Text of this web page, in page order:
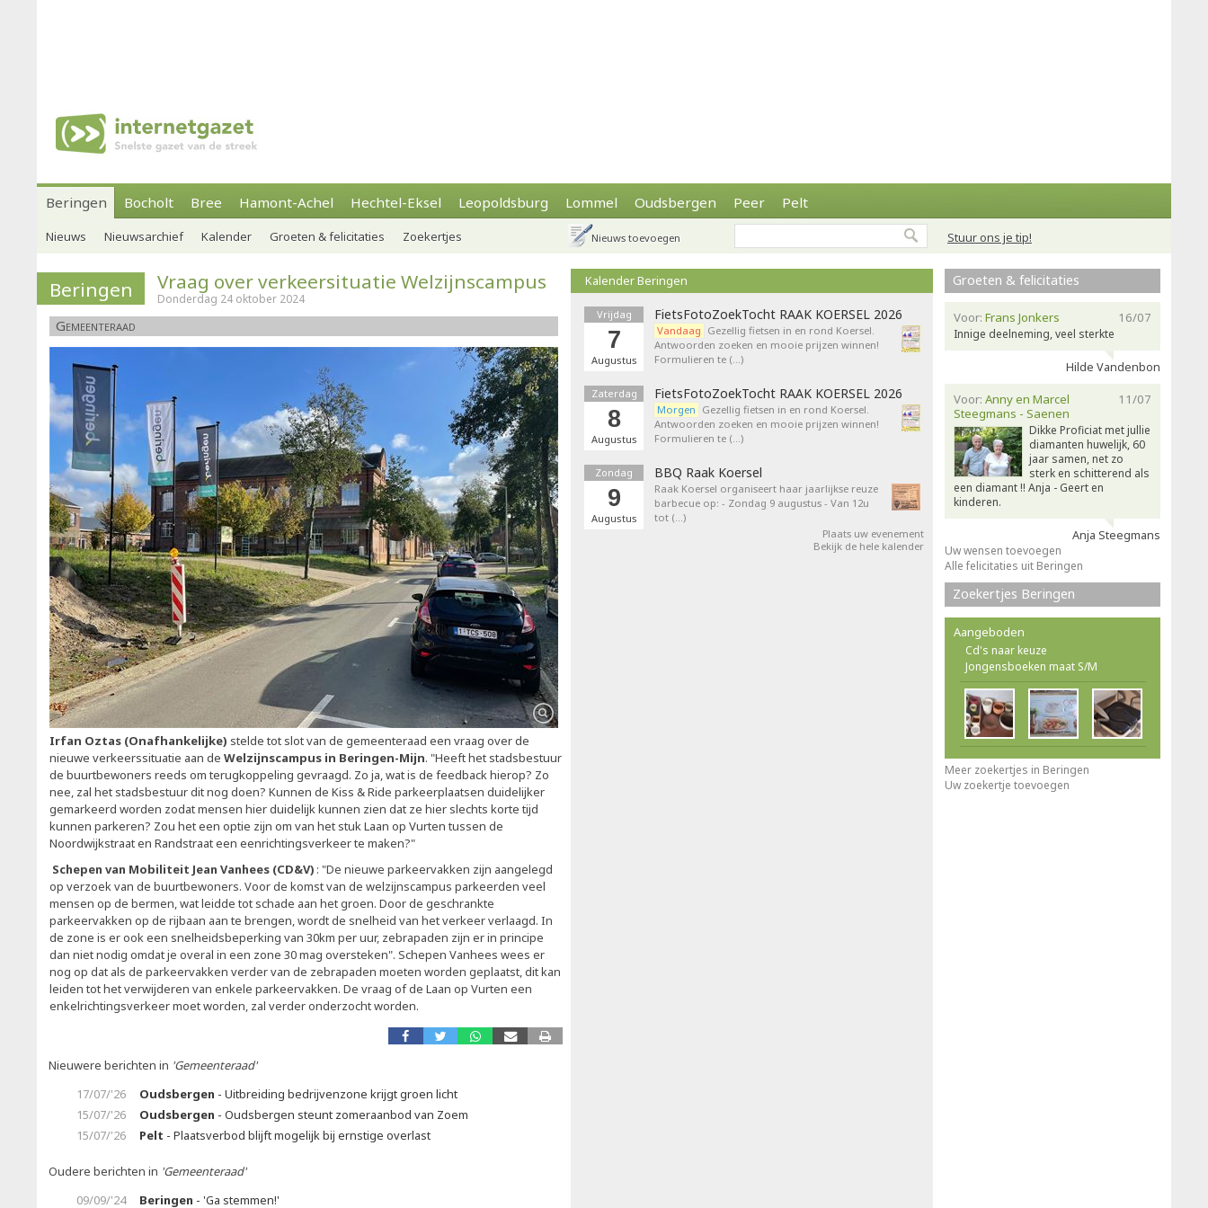
Beringen Bocholt Bree Hamont-Achel Hechtel-Eksel Leopoldsburg Lommel Oudsbergen Peer Pelt
Stuur ons je tip!
Nieuws Nieuwsarchief Kalender Groeten & felicitaties Zoekertjes Nieuws toevoegen
Beringen Vraag over verkeersituatie Welzijnscampus
Donderdag 24 oktober 2024
Gemeenteraad
Irfan Oztas (Onafhankelijke) stelde tot slot van de gemeenteraad een vraag over de
nieuwe verkeerssituatie aan de Welzijnscampus in Beringen-Mijn. "Heeft het stadsbestuur
de buurtbewoners reeds om terugkoppeling gevraagd. Zo ja, wat is de feedback hierop? Zo
nee, zal het stadsbestuur dit nog doen? Kunnen de Kiss & Ride parkeerplaatsen duidelijker
gemarkeerd worden zodat mensen hier duidelijk kunnen zien dat ze hier slechts korte tijd
kunnen parkeren? Zou het een optie zijn om van het stuk Laan op Vurten tussen de
Noordwijkstraat en Randstraat een eenrichtingsverkeer te maken?"
Schepen van Mobiliteit Jean Vanhees (CD&V) : "De nieuwe parkeervakken zijn aangelegd
op verzoek van de buurtbewoners. Voor de komst van de welzijnscampus parkeerden veel
mensen op de bermen, wat leidde tot schade aan het groen. Door de geschrankte
parkeervakken op de rijbaan aan te brengen, wordt de snelheid van het verkeer verlaagd. In
de zone is er ook een snelheidsbeperking van 30km per uur, zebrapaden zijn er in principe
dan niet nodig omdat je overal in een zone 30 mag oversteken". Schepen Vanhees wees er
nog op dat als de parkeervakken verder van de zebrapaden moeten worden geplaatst, dit kan
leiden tot het verwijderen van enkele parkeervakken. De vraag of de Laan op Vurten een
enkelrichtingsverkeer moet worden, zal verder onderzocht worden.
Nieuwere berichten in 'Gemeenteraad'
17/07/'26
Oudsbergen - Uitbreiding bedrijvenzone krijgt groen licht
15/07/'26
Oudsbergen - Oudsbergen steunt zomeraanbod van Zoem
15/07/'26
Pelt - Plaatsverbod blijft mogelijk bij ernstige overlast
Oudere berichten in 'Gemeenteraad'
09/09/'24
Beringen - 'Ga stemmen!'
Kalender Beringen
Vrijdag
7
Augustus
FietsFotoZoekTocht RAAK KOERSEL 2026
Vandaag Gezellig fietsen in en rond Koersel.
Antwoorden zoeken en mooie prijzen winnen!
Formulieren te (…)
Zaterdag
8
Augustus
FietsFotoZoekTocht RAAK KOERSEL 2026
Morgen Gezellig fietsen in en rond Koersel.
Antwoorden zoeken en mooie prijzen winnen!
Formulieren te (…)
Zondag
9
Augustus
BBQ Raak Koersel
Raak Koersel organiseert haar jaarlijkse reuze
barbecue op: - Zondag 9 augustus - Van 12u
tot (…)
Plaats uw evenement
Bekijk de hele kalender
Groeten & felicitaties
16/07
Voor: Frans Jonkers
Innige deelneming, veel sterkte
Hilde Vandenbon
11/07
Voor: Anny en Marcel
Steegmans - Saenen
Dikke Proficiat met jullie
diamanten huwelijk, 60
jaar samen, net zo
sterk en schitterend als
een diamant !! Anja - Geert en
kinderen.
Anja Steegmans
Uw wensen toevoegen
Alle felicitaties uit Beringen
Zoekertjes Beringen
Aangeboden
Cd's naar keuze
Jongensboeken maat S/M
Meer zoekertjes in Beringen
Uw zoekertje toevoegen